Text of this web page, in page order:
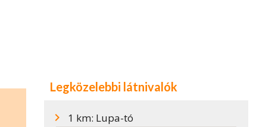
Legközelebbi látnivalók
1 km: Lupa-tó